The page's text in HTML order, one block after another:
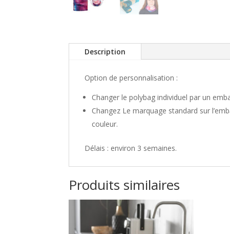
Description
Option de personnalisation :
Changer le polybag individuel par un
Changez Le marquage standard sur
couleur.
Délais : environ 3 semaines.
Produits similaires